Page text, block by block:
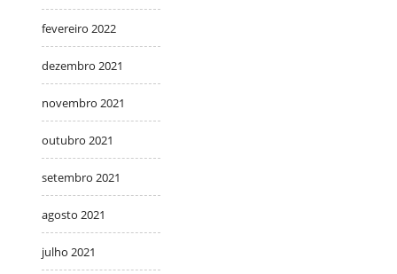
fevereiro 2022
dezembro 2021
novembro 2021
outubro 2021
setembro 2021
agosto 2021
julho 2021